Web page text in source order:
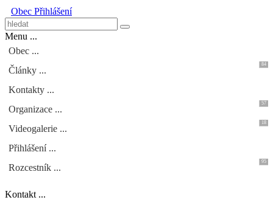
Obec Přihlášení
Menu ...
Obec ...
Články ...
84
Kontakty ...
Organizace ...
57
Videogalerie ...
18
Přihlášení ...
Rozcestník ...
95
Kontakt ...